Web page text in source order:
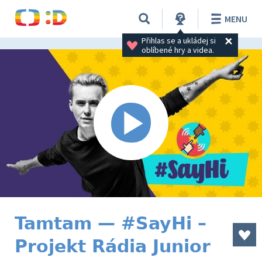
Přihlas se a ukládej si
oblíbené hry a videa.
MENU
Tamtam — #SayHi –
Projekt Rádia Junior